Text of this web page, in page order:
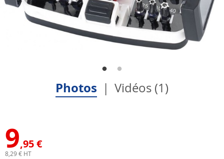
Photos Vidéos (1)
9,95 €
8,29 € HT